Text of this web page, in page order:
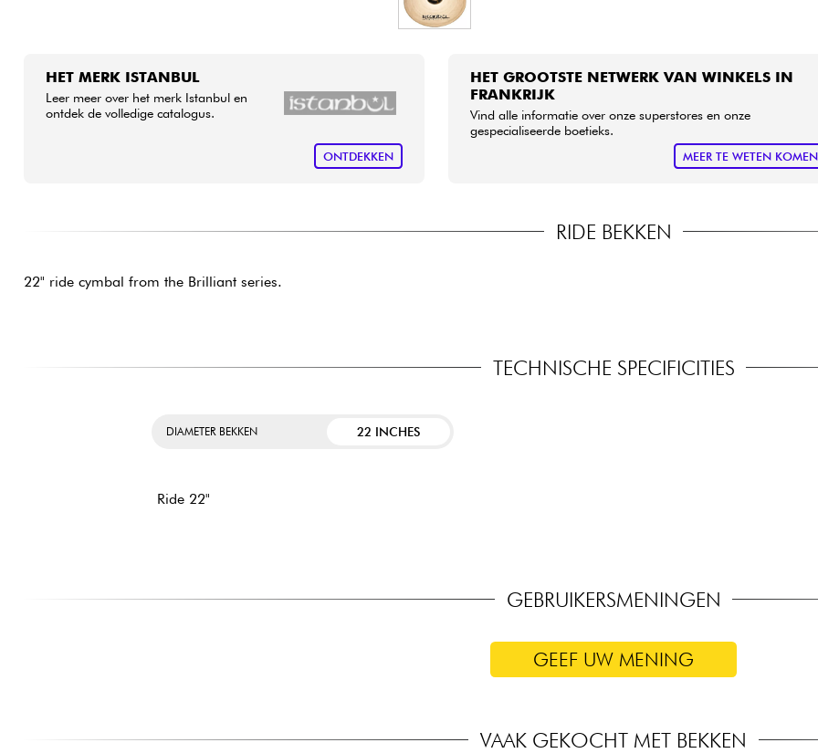
HET MERK ISTANBUL
Leer meer over het merk Istanbul en
ontdek de volledige catalogus.
ONTDEKKEN
HET GROOTSTE NETWERK VAN WINKELS IN
FRANKRIJK
Vind alle informatie over onze superstores en onze
gespecialiseerde boetieks.
MEER TE WETEN KOMEN
RIDE BEKKEN
22" ride cymbal from the Brilliant series.
TECHNISCHE SPECIFICITIES
DIAMETER BEKKEN 22 INCHES
Ride 22"
GEBRUIKERSMENINGEN
GEEF UW MENING
VAAK GEKOCHT MET BEKKEN